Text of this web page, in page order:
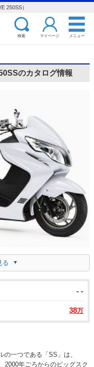
250SS）
検索 マイページ メニュー
のカタログ情報
る
- -
38万
の一つである「SS」は、
2000年ごろからのビッグスク